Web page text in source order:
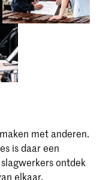
met anderen.
is daar een
ontdek
elkaar.